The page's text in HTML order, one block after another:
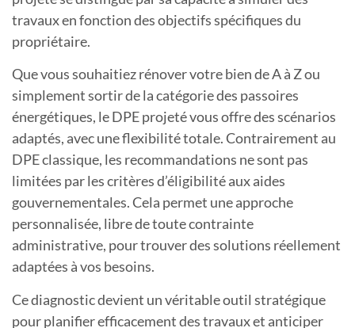
travaux en fonction des objectifs spécifiques du
propriétaire.
Que vous souhaitiez rénover votre bien de A à Z ou
simplement sortir de la catégorie des passoires
énergétiques, le DPE projeté vous offre des scénarios
adaptés, avec une flexibilité totale. Contrairement au
DPE classique, les recommandations ne sont pas
limitées par les critères d’éligibilité aux aides
gouvernementales. Cela permet une approche
personnalisée, libre de toute contrainte
administrative, pour trouver des solutions réellement
adaptées à vos besoins.
Ce diagnostic devient un véritable outil stratégique
pour planifier efficacement des travaux et anticiper